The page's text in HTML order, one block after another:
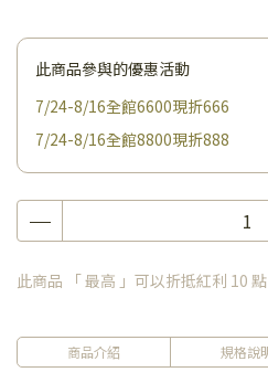
此商品參與的優惠活動
7/24-8/16全館6600現折666
7/24-8/16全館8800現折888
此商品 「 最高 」可以折抵紅利 10
商品介紹 規格說